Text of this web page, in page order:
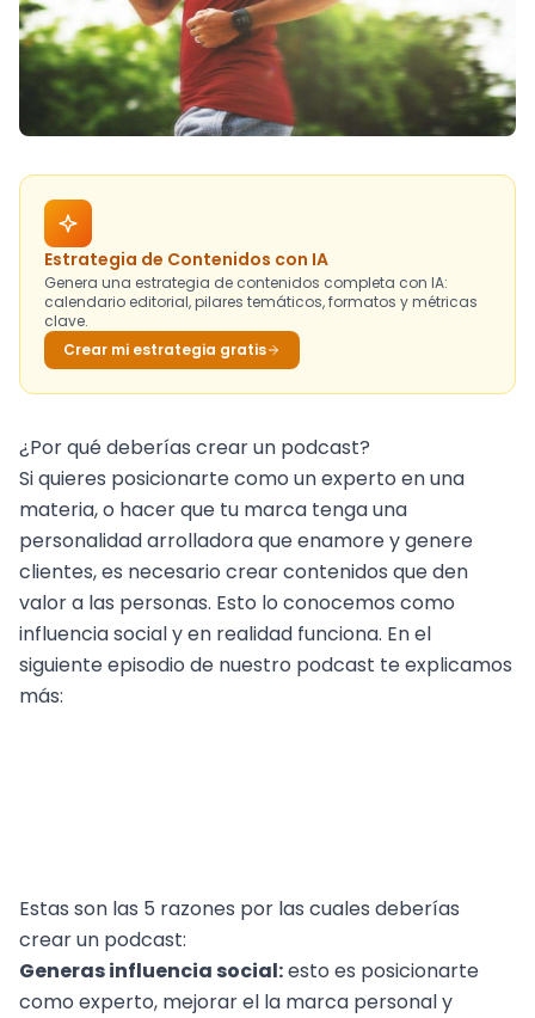
Estrategia de Contenidos con IA
Genera una estrategia de contenidos completa con IA:
calendario editorial, pilares temáticos, formatos y métricas
clave.
Crear mi estrategia gratis
¿Por qué deberías crear un podcast?
Si quieres posicionarte como un experto en una
materia, o hacer que tu marca tenga una
personalidad arrolladora que enamore y genere
clientes, es necesario crear contenidos que den
valor a las personas. Esto lo conocemos como
influencia social y en realidad funciona. En el
siguiente episodio de nuestro podcast te explicamos
más:
Estas son las 5 razones por las cuales deberías
crear un podcast:
Generas influencia social:esto es posicionarte
como experto, mejorar el la marca personal y